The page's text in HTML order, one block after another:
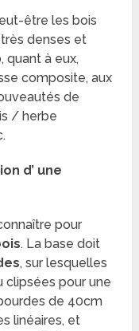
être les bois
très denses et
quant à eux,
composite, aux
de
/ herbe
d’ une
pour
. La base doit
, sur lesquelles
clipsées pour une
de 40cm
linéaires, et